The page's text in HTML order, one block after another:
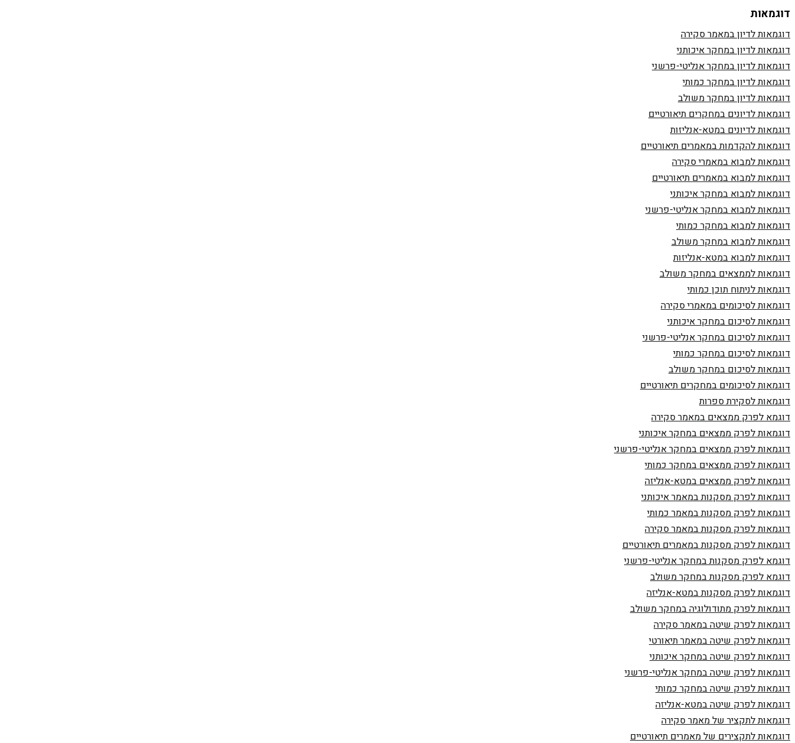
דוגמאות
דוגמאות לדיון במאמר סקירה
דוגמאות לדיון במחקר איכותני
דוגמאות לדיון במחקר אנליטי-פרשני
דוגמאות לדיון במחקר כמותי
דוגמאות לדיון במחקר משולב
דוגמאות לדיונים במחקרים תיאורטיים
דוגמאות לדיונים במטא-אנליזות
דוגמאות להקדמות במאמרים תיאורטיים
דוגמאות למבוא במאמרי סקירה
דוגמאות למבוא במאמרים תיאורטיים
דוגמאות למבוא במחקר איכותני
דוגמאות למבוא במחקר אנליטי-פרשני
דוגמאות למבוא במחקר כמותי
דוגמאות למבוא במחקר משולב
דוגמאות למבוא במטא-אנליזות
דוגמאות לממצאים במחקר משולב
דוגמאות לניתוח תוכן כמותי
דוגמאות לסיכומים במאמרי סקירה
דוגמאות לסיכום במחקר איכותני
דוגמאות לסיכום במחקר אנליטי-פרשני
דוגמאות לסיכום במחקר כמותי
דוגמאות לסיכום במחקר משולב
דוגמאות לסיכומים במחקרים תיאורטיים
דוגמאות לסקירת ספרות
דוגמא לפרק ממצאים במאמר סקירה
דוגמאות לפרק ממצאים במחקר איכותני
דוגמאות לפרק ממצאים במחקר אנליטי-פרשני
דוגמאות לפרק ממצאים במחקר כמותי
דוגמאות לפרק ממצאים במטא-אנליזה
דוגמאות לפרק מסקנות במאמר איכותני
דוגמאות לפרק מסקנות במאמר כמותי
דוגמאות לפרק מסקנות במאמר סקירה
דוגמאות לפרק מסקנות במאמרים תיאורטיים
דוגמא לפרק מסקנות במחקר אנליטי-פרשני
דוגמא לפרק מסקנות במחקר משולב
דוגמאות לפרק מסקנות במטא-אנליזה
דוגמאות לפרק מתודולוגיה במחקר משולב
דוגמאות לפרק שיטה במאמר סקירה
דוגמאות לפרק שיטה במאמר תיאורטי
דוגמאות לפרק שיטה במחקר איכותני
דוגמאות לפרק שיטה במחקר אנליטי-פרשני
דוגמאות לפרק שיטה במחקר כמותי
דוגמאות לפרק שיטה במטא-אנליזה
דוגמאות לתקציר של מאמר סקירה
דוגמאות לתקצירים של מאמרים תיאורטיים